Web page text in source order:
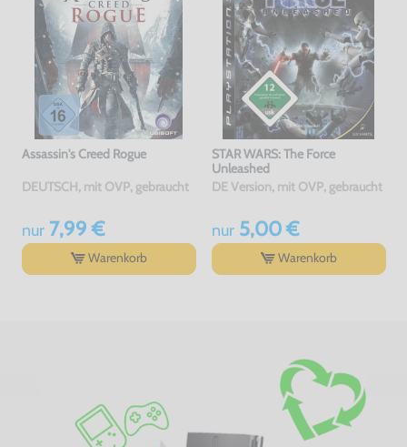
Assassin's Creed Rogue
DEUTSCH, mit OVP, gebraucht
nur7,99 €
Warenkorb
STAR WARS: The Force
Unleashed
DE Version, mit OVP, gebraucht
nur5,00 €
Warenkorb